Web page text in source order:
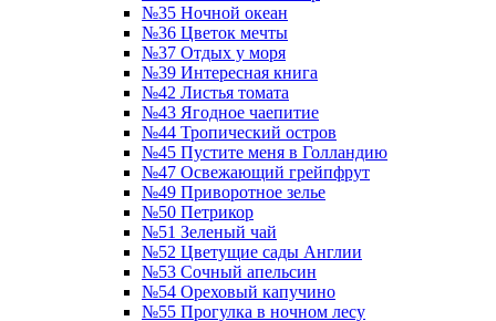
№35 Ночной океан
№36 Цветок мечты
№37 Отдых у моря
№39 Интересная книга
№42 Листья томата
№43 Ягодное чаепитие
№44 Тропический остров
№45 Пустите меня в Голландию
№47 Освежающий грейпфрут
№49 Приворотное зелье
№50 Петрикор
№51 Зеленый чай
№52 Цветущие сады Англии
№53 Сочный апельсин
№54 Ореховый капучино
№55 Прогулка в ночном лесу